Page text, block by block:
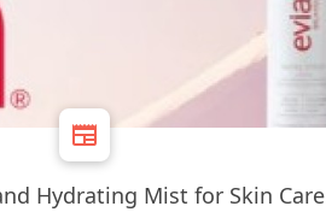
Hydrating Mist for Skin Care